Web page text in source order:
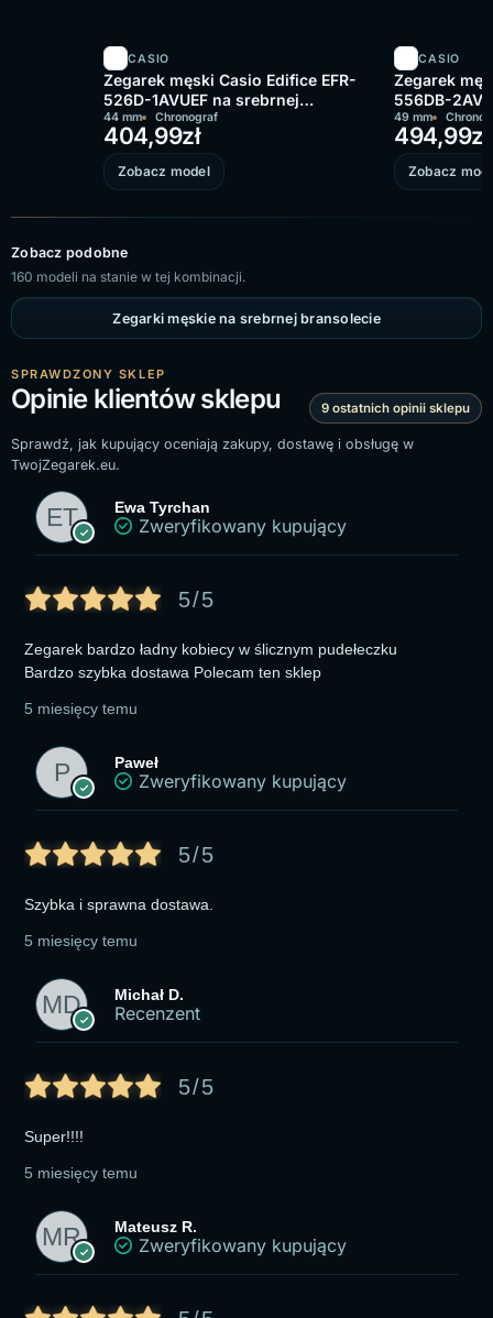
CASIO
Zegarek męski Casio Edifice EFR-
526D-1AVUEF na srebrnej
bransolecie, czarna tarcza
44 mm Chronograf
404,99zł
Zobacz model
CASIO
Zegarek
556DB-
bransolecie,
49 mm
494,99zł
Zobacz
Zobacz podobne
160 modeli na stanie w tej kombinacji.
Zegarki męskie na srebrnej bransolecie
SPRAWDZONY SKLEP
Opinie klientów sklepu 9 ostatnich opinii sklepu
Sprawdź, jak kupujący oceniają zakupy, dostawę i obsługę w
TwojZegarek.eu.
Ewa Tyrchan
Zweryfikowany kupujący
5/5
Zegarek bardzo ładny kobiecy w ślicznym pudełeczku
Bardzo szybka dostawa Polecam ten sklep
5 miesięcy temu
Paweł
Zweryfikowany kupujący
5/5
Szybka i sprawna dostawa.
5 miesięcy temu
Michał D.
Recenzent
5/5
Super!!!!
5 miesięcy temu
Mateusz R.
Zweryfikowany kupujący